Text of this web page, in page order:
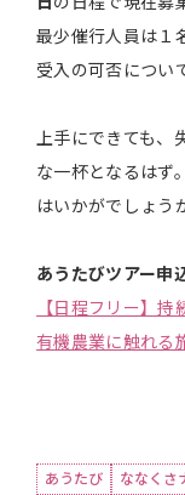
最少催行人員は１
受入の可否につい
上手にできても、
な一杯となるはず
はいかがでしょう
あうたびツアー申
【日程フリー】
有機農業に触れる
あうたび ななくさ